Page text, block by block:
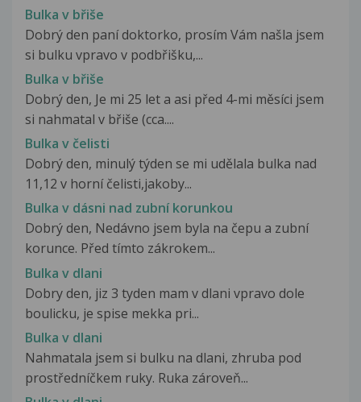
Bulka v břiše
Dobrý den paní doktorko, prosím Vám našla jsem
si bulku vpravo v podbřišku,...
Bulka v břiše
Dobrý den, Je mi 25 let a asi před 4-mi měsíci jsem
si nahmatal v břiše (cca....
Bulka v čelisti
Dobrý den, minulý týden se mi udělala bulka nad
11,12 v horní čelisti,jakoby...
Bulka v dásni nad zubní korunkou
Dobrý den, Nedávno jsem byla na čepu a zubní
korunce. Před tímto zákrokem...
Bulka v dlani
Dobry den, jiz 3 tyden mam v dlani vpravo dole
boulicku, je spise mekka pri...
Bulka v dlani
Nahmatala jsem si bulku na dlani, zhruba pod
prostředníčkem ruky. Ruka zároveň...